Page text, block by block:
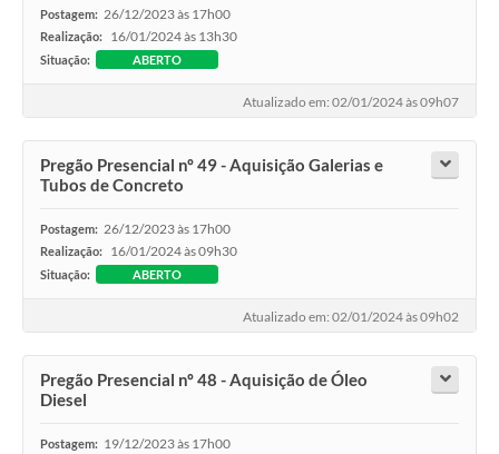
Conselho Municipal de Educação
Contratos
Arquivos para Download
Postagem: 26/12/2023 às 17h00
Realização: 16/01/2024 às 13h30
Situação: ABERTO
Atualizado em: 02/01/2024 às 09h07
Pregão Presencial nº 49 - Aquisição Galerias e
Tubos de Concreto
Postagem: 26/12/2023 às 17h00
Realização: 16/01/2024 às 09h30
Situação: ABERTO
Atualizado em: 02/01/2024 às 09h02
Pregão Presencial nº 48 - Aquisição de Óleo
Diesel
Postagem: 19/12/2023 às 17h00